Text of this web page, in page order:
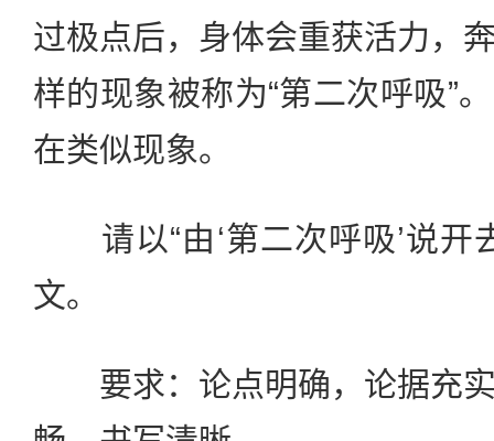
过极点后，身体会重获活力，
样的现象被称为“第二次呼吸”
在类似现象。
请以“由‘第二次呼吸’说开
文。
要求：论点明确，论据充实